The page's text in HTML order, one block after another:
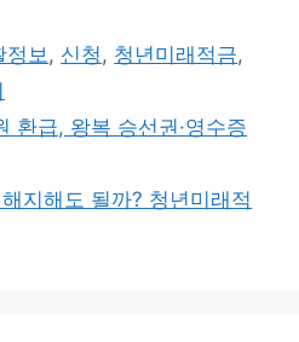
정보, 신청, 청년미래적금,
환급, 왕복 승선권·영수증
지해도 될까? 청년미래적